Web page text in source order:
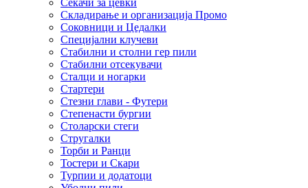
Складирање и организација Промо
Соковници и Цедалки
Специјални клучеви
Стабилни и столни гер пили
Стабилни отсекувачи
Сталци и ногарки
Стартери
Стезни глави - Футери
Степенасти бургии
Столарски стеги
Стругалки
Торби и Ранци
Тостери и Скари
Турпии и додатоци